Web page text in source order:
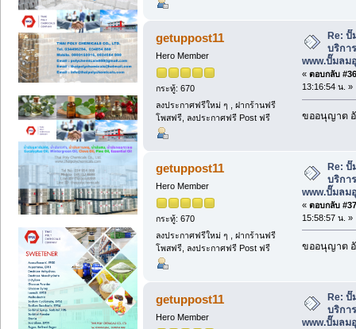
getuppost11
Hero Member
กระทู้: 670
ลงประกาศฟรีใหม่ ๆ , ฝากร้านฟรี
โพสฟรี, ลงประกาศฟรี Post ฟรี
Re:
บริกา
www.ปั๊มลม
« ตอบกลับ
13:16:54 น. »
ขออนุญาต
getuppost11
Hero Member
กระทู้: 670
ลงประกาศฟรีใหม่ ๆ , ฝากร้านฟรี
โพสฟรี, ลงประกาศฟรี Post ฟรี
Re: ปั๊
บริกา
www.ปั๊มลม
« ตอบกลับ
15:58:57 น. »
ขออนุญาต
getuppost11
Hero Member
Re: ปั๊
บริกา
www.ปั๊มลม